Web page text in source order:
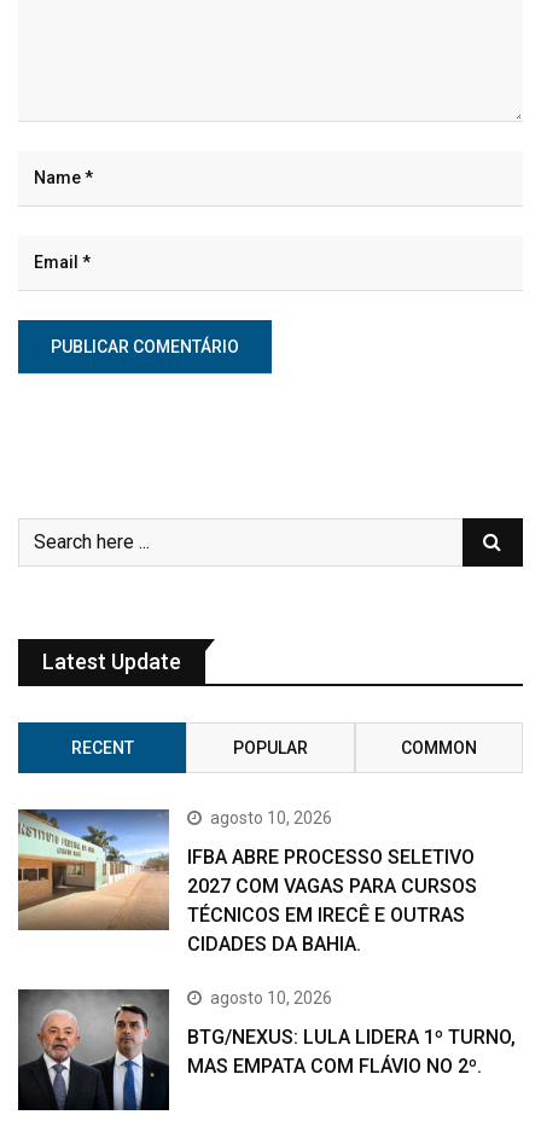
Latest Update
RECENT POPULAR COMMON
agosto 10, 2026
IFBA ABRE PROCESSO SELETIVO
2027 COM VAGAS PARA CURSOS
TÉCNICOS EM IRECÊ E OUTRAS
CIDADES DA BAHIA.
agosto 10, 2026
BTG/NEXUS: LULA LIDERA 1º TURNO,
MAS EMPATA COM FLÁVIO NO 2º.